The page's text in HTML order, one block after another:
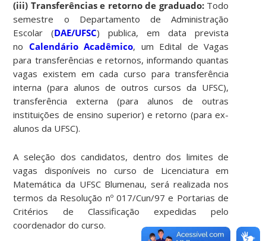
(iii) Transferências e retorno de graduado:Todo
semestre o Departamento de Administração
Escolar (DAE/UFSC) publica, em data prevista
no Calendário Acadêmico, um Edital de Vagas
para transferências e retornos, informando quantas
vagas existem em cada curso para transferência
interna (para alunos de outros cursos da UFSC),
transferência externa (para alunos de outras
instituições de ensino superior) e retorno (para ex-
alunos da UFSC).
A seleção dos candidatos, dentro dos limites de
vagas disponíveis no curso de Licenciatura em
Matemática da UFSC Blumenau, será realizada nos
termos da Resolução nº 017/Cun/97 e Portarias de
Critérios de Classificação expedidas pelo
coordenador do curso.